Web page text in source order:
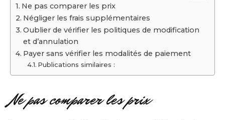
Ne pas comparer les prix
Négliger les frais supplémentaires
Oublier de vérifier les politiques de modification
et d’annulation
Payer sans vérifier les modalités de paiement
Publications similaires :
Ne pas comparer les prix